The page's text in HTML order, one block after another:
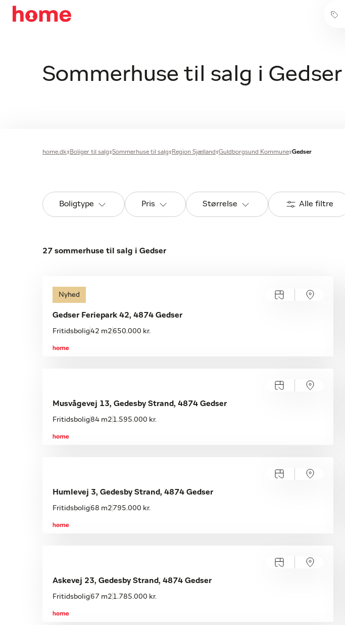
Sommerhuse til salg i Gedser
home.dk Boliger til salg Sommerhuse til salg Region Sjælland Guldborgsund Kommune Gedser
Boligtype Pris Størrelse Alle filtre
27 sommerhuse til salg i Gedser
Nyhed
Gedser Feriepark 42, 4874 Gedser
Fritidsbolig42 m2 650.000 kr.
Musvågevej 13, Gedesby Strand, 4874 Gedser
Fritidsbolig84 m2 1.595.000 kr.
Humlevej 3, Gedesby Strand, 4874 Gedser
Fritidsbolig 68 m2 795.000 kr.
Askevej 23, Gedesby Strand, 4874 Gedser
Fritidsbolig 67 m2 1.785.000 kr.